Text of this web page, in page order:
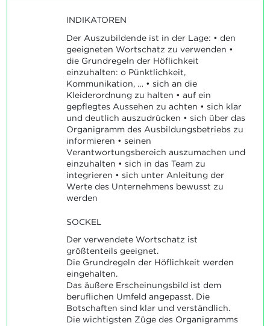
INDIKATOREN
Der Auszubildende ist in der Lage: • den
geeigneten Wortschatz zu verwenden •
die Grundregeln der Höflichkeit
einzuhalten: o Pünktlichkeit,
Kommunikation, … • sich an die
Kleiderordnung zu halten • auf ein
gepflegtes Aussehen zu achten • sich klar
und deutlich auszudrücken • sich über das
Organigramm des Ausbildungsbetriebs zu
informieren • seinen
Verantwortungsbereich auszumachen und
einzuhalten • sich in das Team zu
integrieren • sich unter Anleitung der
Werte des Unternehmens bewusst zu
werden
SOCKEL
Der verwendete Wortschatz ist
größtenteils geeignet.
Die Grundregeln der Höflichkeit werden
eingehalten.
Das äußere Erscheinungsbild ist dem
beruflichen Umfeld angepasst. Die
Botschaften sind klar und verständlich.
Die wichtigsten Züge des Organigramms